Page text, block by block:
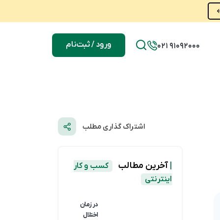
021 91092000 ورود / ثبت‌نام
اشتراک گذاری مطلب
آخرین مطالب
کسب و کار
اینترنتی
در زمان
اختلال